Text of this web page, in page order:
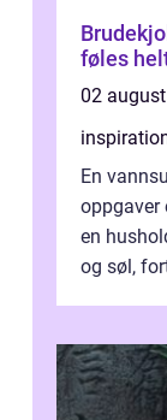
Brudekjole slik finner du
føles
02
En
oppgaver
en
og søl,